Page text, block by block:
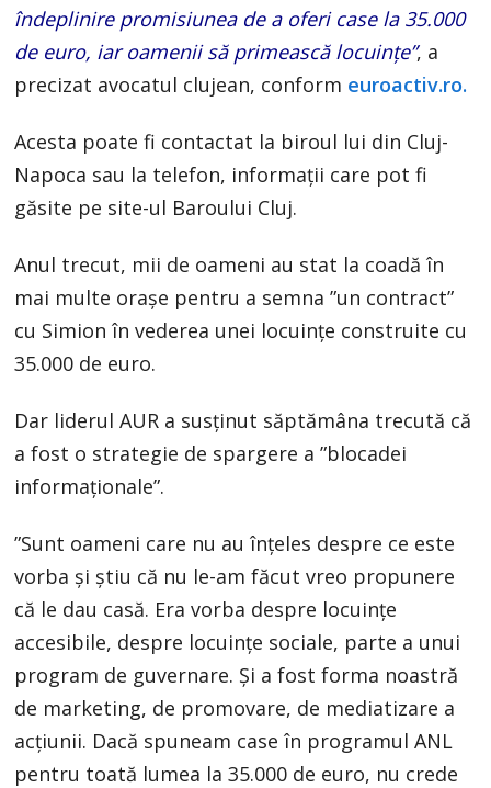
îndeplinire promisiunea de a oferi case la 35.000
de euro, iar oamenii să primească locuințe”, a
precizat avocatul clujean, conform euroactiv.ro.
Acesta poate fi contactat la biroul lui din Cluj-
Napoca sau la telefon, informații care pot fi
găsite pe site-ul Baroului Cluj.
Anul trecut, mii de oameni au stat la coadă în
mai multe orașe pentru a semna ”un contract”
cu Simion în vederea unei locuințe construite cu
35.000 de euro.
Dar liderul AUR a susținut săptămâna trecută că
a fost o strategie de spargere a ”blocadei
informaționale”.
”Sunt oameni care nu au înțeles despre ce este
vorba și știu că nu le-am făcut vreo propunere
că le dau casă. Era vorba despre locuințe
accesibile, despre locuințe sociale, parte a unui
program de guvernare. Și a fost forma noastră
de marketing, de promovare, de mediatizare a
acțiunii. Dacă spuneam case în programul ANL
pentru toată lumea la 35.000 de euro, nu crede